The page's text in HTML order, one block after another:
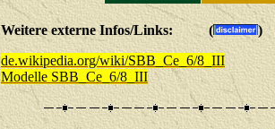
Weitere externe Infos/Links: (
)
de.wikipedia.org/wiki/SBB_Ce_6/8_III
Modelle SBB_Ce_6/8_III